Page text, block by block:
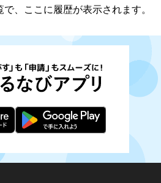
、ここに履歴が表示されます。